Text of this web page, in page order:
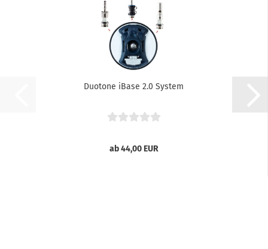
Duotone iBase 2.0 System
ab 44,00 EUR